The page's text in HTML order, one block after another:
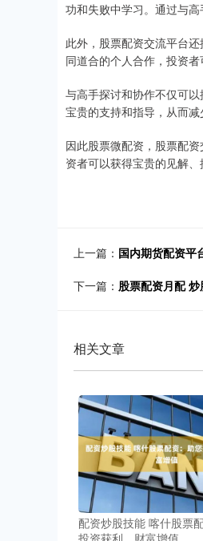
功和失败中学习。通过与
此外，股票配资交流平台
同道合的个人合作，投资
与高手探讨和协作不仅可
宝贵的支持和指导，从而减
因此股票微配资，股票配
资者可以获得宝贵的见解
上一篇： 国内期货配资平
下一篇： 股票配资月配
相关文章
配资炒股技能 喀什股票